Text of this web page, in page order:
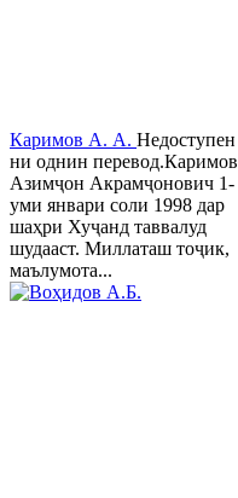
Каримов А. А. Недоступен
ни однин перевод.Каримов
Азимҷон Акрамҷонович 1-
уми январи соли 1998 дар
шаҳри Хуҷанд таввалуд
шудааст. Миллаташ тоҷик,
маълумота...